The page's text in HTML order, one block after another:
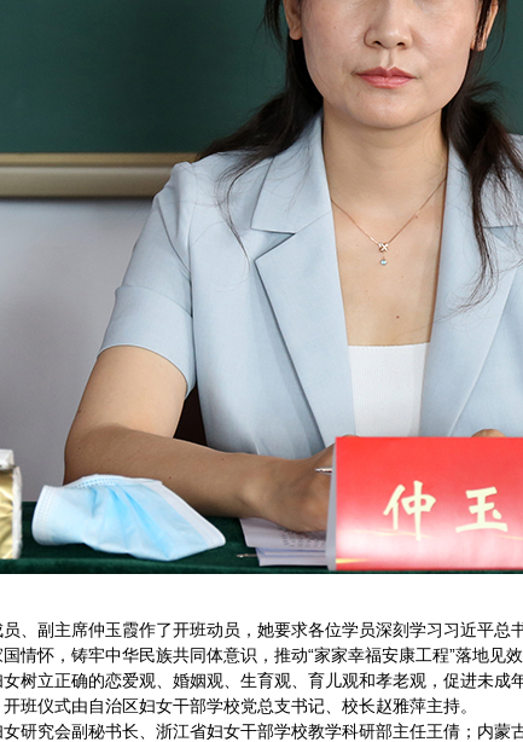
、副主席仲玉霞作了开班动员，她要求各位学员深刻学习习近平
情怀，铸牢中华民族共同体意识，推动“家家幸福安康工程”落地
树立正确的恋爱观、婚姻观、生育观、育儿观和孝老观，促进未
班仪式由自治区妇女干部学校党总支书记、校长赵雅萍主持。
研究会副秘书长、浙江省妇女干部学校教学科研部主任王倩；内